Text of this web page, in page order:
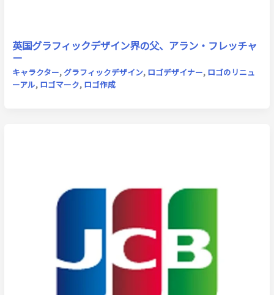
英国グラフィックデザイン界の父、アラン・フレッチャ
ー
キャラクター,グラフィックデザイン, ロゴデザイナー, ロゴのリニュ
ーアル, ロゴマーク, ロゴ作成